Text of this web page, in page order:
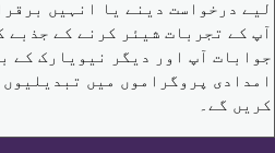
لیے درخواست دینے یا انہیں
آپ کے تجربات شیئر کرنے کے جذبے
جوابات آپ اور دیگر نیویارک کے
امدادی پروگراموں میں
کریں گے۔